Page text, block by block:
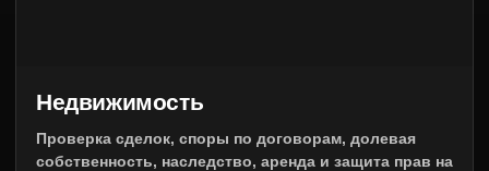
Недвижимость
Проверка сделок, споры по договорам, долевая
собственность, наследство, аренда и защита прав на